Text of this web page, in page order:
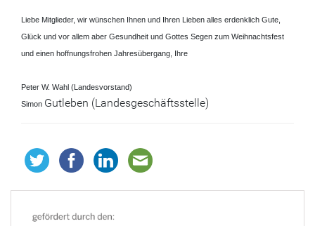
Liebe Mitglieder, wir wünschen Ihnen und Ihren Lieben alles erdenklich Gute,
Glück und vor allem aber Gesundheit und Gottes Segen zum Weihnachtsfest
und einen hoffnungsfrohen Jahresübergang, Ihre
Peter W. Wahl (Landesvorstand)
Simon Gutleben (Landesgeschäftsstelle)